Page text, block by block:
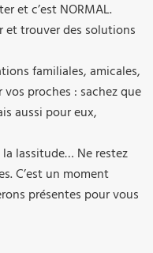
et c’est NORMAL.
et trouver des solutions
familiales, amicales,
proches : sachez que
aussi pour eux,
lassitude… Ne restez
C’est un moment
présentes pour vous